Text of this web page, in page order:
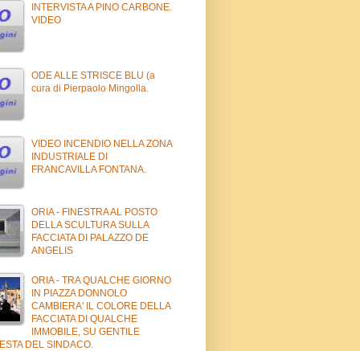
INTERVISTA A PINO CARBONE.
VIDEO
ODE ALLE STRISCE BLU (a
cura di Pierpaolo Mingolla.
VIDEO INCENDIO NELLA ZONA
INDUSTRIALE DI
FRANCAVILLA FONTANA.
ORIA - FINESTRA AL POSTO
DELLA SCULTURA SULLA
FACCIATA DI PALAZZO DE
ANGELIS
ORIA - TRA QUALCHE GIORNO
IN PIAZZA DONNOLO
CAMBIERA' IL COLORE DELLA
FACCIATA DI QUALCHE
IMMOBILE, SU GENTILE
DEL SINDACO.